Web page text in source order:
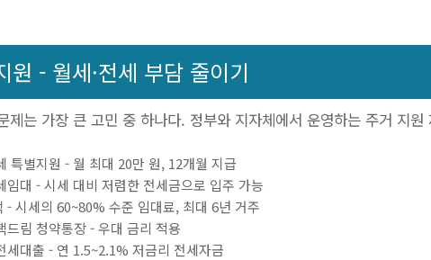
원 - 월세·전세 부담 줄이기
제는 가장 큰 고민 중 하나다. 정부와 지자체에서 운영하는 주거 지
특별지원 - 월 최대 20만 원, 12개월 지급
임대 - 시세 대비 저렴한 전세금으로 입주 가능
- 시세의 60~80% 수준 임대료, 최대 6년 거주
드림 청약통장 - 우대 금리 적용
세대출 - 연 1.5~2.1% 저금리 전세자금